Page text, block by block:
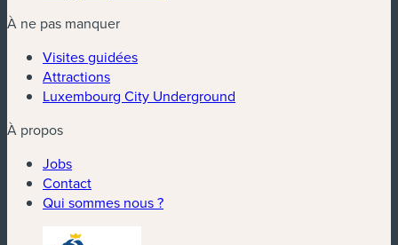
À ne pas manquer
Visites guidées
Attractions
Luxembourg City Underground
À propos
Jobs
Contact
Qui sommes nous ?